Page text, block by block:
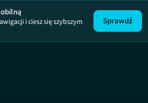
Z
i ciesz się szybszym
Sprawdź